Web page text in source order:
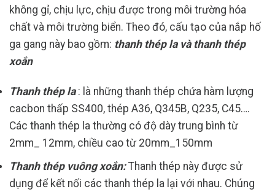
không gỉ, chịu lực, chịu được trong môi trường hóa
chất và môi trường biển. Theo đó, cấu tạo của nắp hố
ga gang này bao gồm: thanh thép la và thanh thép
xoắn
Thanh thép la: là những thanh thép chứa hàm lượng
cacbon thấp SS400, thép A36, Q345B, Q235, C45….
Các thanh thép la thường có độ dày trung bình từ
2mm_ 12mm, chiều cao từ 20mm_150mm
Thanh thép vuông xoắn:Thanh thép này được sử
dụng để kết nối các thanh thép la lại với nhau. Chúng